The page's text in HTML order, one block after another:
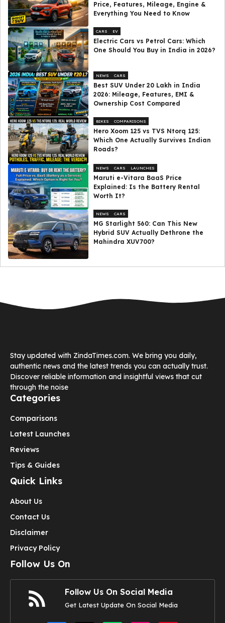
Price, Features, Mileage, Engine &
Everything You Need to Know
CARS EV
Electric Cars vs Petrol Cars: Which
One Should You Buy in India in 2026?
NEWS CARS
Best SUV Under ₹20 Lakh in India
2026: Mileage, Features, EMI &
Ownership Cost Compared
BIKES COMPARISONS
Hero Xoom 125 vs TVS Ntorq 125:
Which One Actually Survives Indian
Roads?
NEWS CARS LAUNCHES
Maruti e-Vitara BaaS Price
Explained: Is the Battery Rental
Worth It?
NEWS CARS
MG Starlight 560: Can This New
Hybrid SUV Actually Dethrone the
Mahindra XUV700?
Stay updated with ZindaTimes.com. We bring you daily,
authentic news and the latest trends you can actually trust.
Discover reliable information and insightful views that cut
through the noise
Categories
Comparisons
Latest Launches
Reviews
Tips & Guides
Quick Links
About Us
Contact Us
Disclaimer
Privacy Policy
Follow Us On
Follow Us On Social Media
Get Latest Update On Social Media